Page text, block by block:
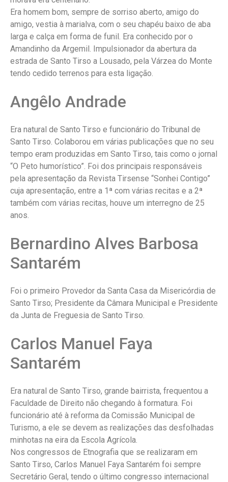
Era homem bom, sempre de sorriso aberto, amigo do
amigo, vestia à marialva, com o seu chapéu baixo de aba
larga e calça em forma de funil. Era conhecido por o
Amandinho da Argemil. Impulsionador da abertura da
estrada de Santo Tirso a Lousado, pela Várzea do Monte
tendo cedido terrenos para esta ligação.
Angêlo Andrade
Era natural de Santo Tirso e funcionário do Tribunal de
Santo Tirso. Colaborou em várias publicações que no seu
tempo eram produzidas em Santo Tirso, tais como o jornal
“O Peto humorístico”. Foi dos principais responsáveis
pela apresentação da Revista Tirsense “Sonhei Contigo”
cuja apresentação, entre a 1ª com várias recitas e a 2ª
também com várias recitas, houve um interregno de 25
anos.
Bernardino Alves Barbosa
Santarém
Foi o primeiro Provedor da Santa Casa da Misericórdia de
Santo Tirso; Presidente da Câmara Municipal e Presidente
da Junta de Freguesia de Santo Tirso.
Carlos Manuel Faya
Santarém
Era natural de Santo Tirso, grande bairrista, frequentou a
Faculdade de Direito não chegando à formatura. Foi
funcionário até à reforma da Comissão Municipal de
Turismo, a ele se devem as realizações das desfolhadas
minhotas na eira da Escola Agrícola.
Nos congressos de Etnografia que se realizaram em
Santo Tirso, Carlos Manuel Faya Santarém foi sempre
Secretário Geral, tendo o último congresso internacional